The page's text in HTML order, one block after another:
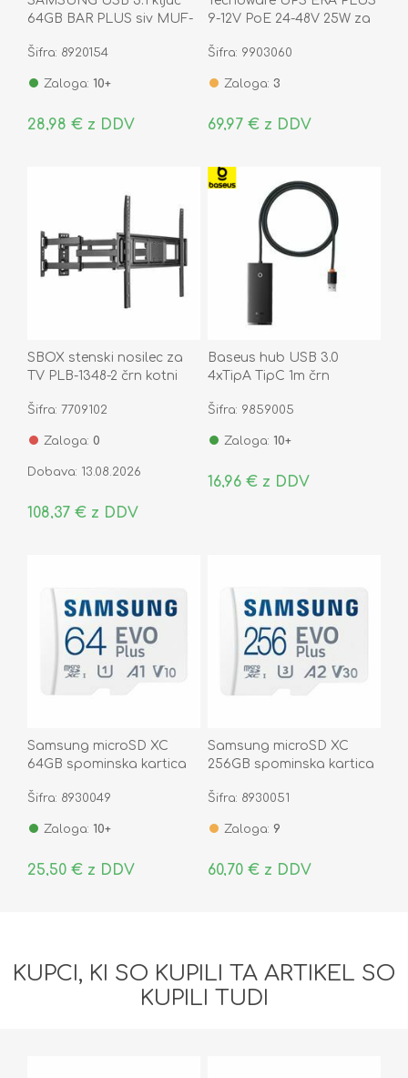
64GB BAR PLUS siv MUF-
Šifra: 8920154
Zaloga: 10+
28,98 € z DDV
9-12V PoE 24-48V 25W za
FGCERAPLDC252
Šifra: 9903060
Zaloga: 3
69,97 € z DDV
SBOX stenski nosilec za
TV PLB-1348-2 črn kotni
Šifra: 7709102
Zaloga: 0
Dobava: 13.08.2026
108,37 € z DDV
Baseus hub USB 3.0
4xTipA TipC 1m črn
Šifra: 9859005
Zaloga: 10+
16,96 € z DDV
Samsung microSD XC
64GB spominska kartica
MC64SA/EU
Šifra: 8930049
Zaloga: 10+
25,50 € z DDV
Samsung microSD XC
256GB spominska kartica
MC256SA/EU
Šifra: 8930051
Zaloga: 9
60,70 € z DDV
KUPCI, KI SO KUPILI TA ARTIKEL SO
KUPILI TUDI